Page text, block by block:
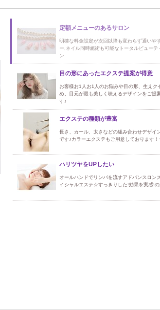
定額メニューのあるサロン
明確な料金設定が次回以降も変わらず通いや
ー,ネイル同時施術も可能なトータルビューテ
ン
目の形にあったエクステ提案が得意
お客様お1人お1人のお悩みや目の形、生えク
め、目元が最も美しく映えるデザインをご提
す♪
エクステの種類が豊富
長さ、カール、太さなどの組み合わせデザイ
です♪カラーエクステもご用意しております
ハリツヤをUPしたい
オールハンドでリンパを流すアドバンスロン
イシャルエステ☆すっきりした!効果を実感!